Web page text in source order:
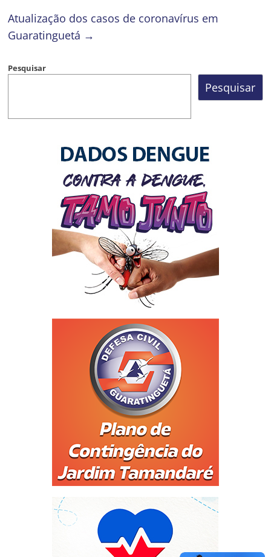
Atualização dos casos de coronavírus em
Guaratinguetá →
Pesquisar
Pesquisar